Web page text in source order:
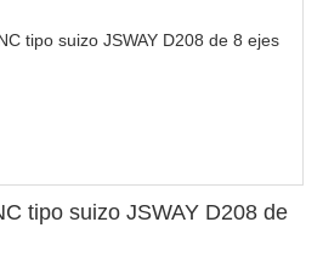
tipo suizo JSWAY D208 de